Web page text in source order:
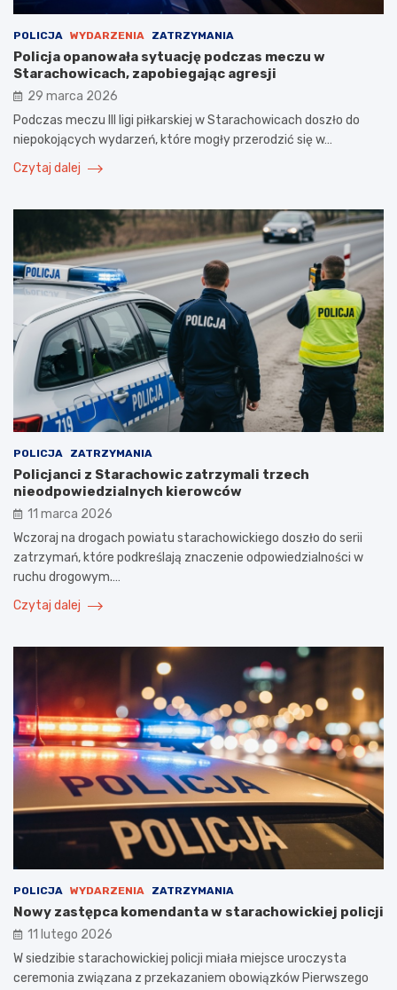
POLICJA WYDARZENIA ZATRZYMANIA
Policja opanowała sytuację podczas meczu w
Starachowicach, zapobiegając agresji
29 marca 2026
Podczas meczu III ligi piłkarskiej w Starachowicach doszło do
niepokojących wydarzeń, które mogły przerodzić się w…
Czytaj dalej
POLICJA ZATRZYMANIA
Policjanci z Starachowic zatrzymali trzech
nieodpowiedzialnych kierowców
11 marca 2026
Wczoraj na drogach powiatu starachowickiego doszło do serii
zatrzymań, które podkreślają znaczenie odpowiedzialności w
ruchu drogowym.…
Czytaj dalej
POLICJA WYDARZENIA ZATRZYMANIA
Nowy zastępca komendanta w starachowickiej policji
11 lutego 2026
W siedzibie starachowickiej policji miała miejsce uroczysta
ceremonia związana z przekazaniem obowiązków Pierwszego